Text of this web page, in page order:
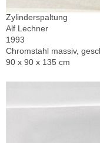
Zylinderspaltung
Alf Lechner
1993
Chromstahl massiv,
90 x 90 x 135 cm